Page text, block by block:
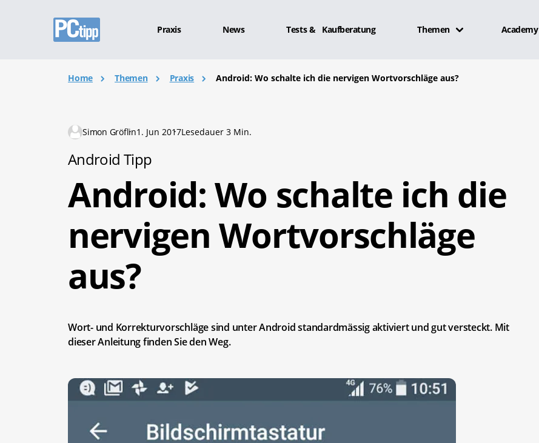
Praxis News Tests & Kaufberatung Themen Academy
Home Themen Praxis Android: Wo schalte ich die nervigen Wortvorschläge aus?
Simon Gröflin1. Jun 2017Lesedauer 3 Min.
Android Tipp
Android: Wo schalte ich die
nervigen Wortvorschläge
aus?
Wort- und Korrekturvorschläge sind unter Android standardmässig aktiviert und gut versteckt. Mit
dieser Anleitung finden Sie den Weg.